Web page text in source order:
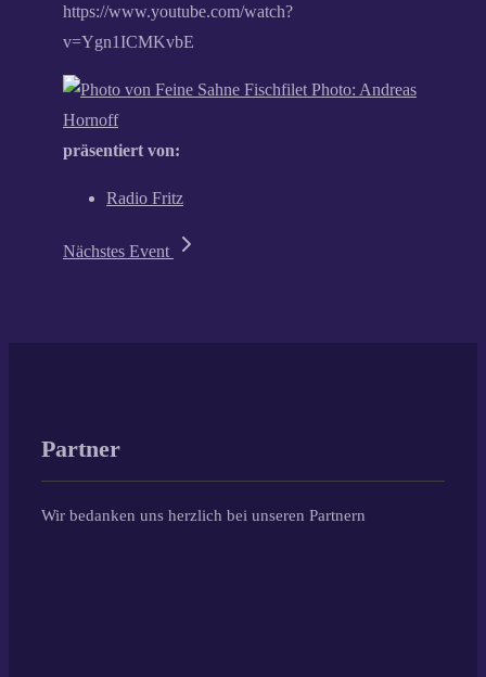
https://www.youtube.com/watch?
v=Ygn1ICMKvbE
Photo: Andreas
Hornoff
präsentiert von:
Radio Fritz
Nächstes Event
Partner
Wir bedanken uns herzlich bei unseren Partnern